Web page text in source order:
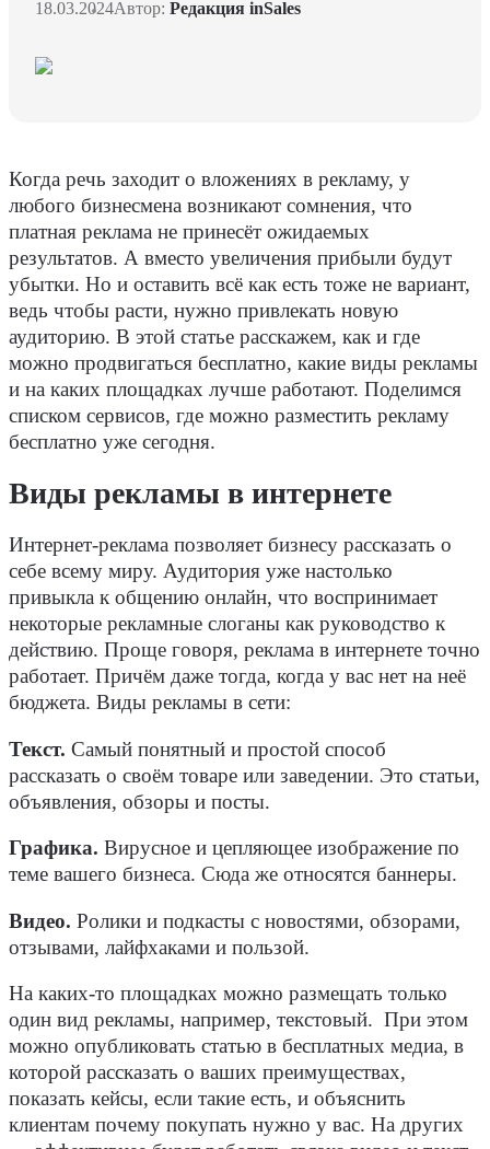
18.03.2024Автор: Редакция inSales
Когда речь заходит о вложениях в рекламу, у
любого бизнесмена возникают сомнения, что
платная реклама не принесёт ожидаемых
результатов. А вместо увеличения прибыли будут
убытки. Но и оставить всё как есть тоже не вариант,
ведь чтобы расти, нужно привлекать новую
аудиторию. В этой статье расскажем, как и где
можно продвигаться бесплатно, какие виды рекламы
и на каких площадках лучше работают. Поделимся
списком сервисов, где можно разместить рекламу
бесплатно уже сегодня.
Виды рекламы в интернете
Интернет-реклама позволяет бизнесу рассказать о
себе всему миру. Аудитория уже настолько
привыкла к общению онлайн, что воспринимает
некоторые рекламные слоганы как руководство к
действию. Проще говоря, реклама в интернете точно
работает. Причём даже тогда, когда у вас нет на неё
бюджета. Виды рекламы в сети:
Текст. Самый понятный и простой способ
рассказать о своём товаре или заведении. Это статьи,
объявления, обзоры и посты.
Графика. Вирусное и цепляющее изображение по
теме вашего бизнеса. Сюда же относятся баннеры.
Видео. Ролики и подкасты с новостями, обзорами,
отзывами, лайфхаками и пользой.
На каких-то площадках можно размещать только
один вид рекламы, например, текстовый. При этом
можно опубликовать статью в бесплатных медиа, в
которой рассказать о ваших преимуществах,
показать кейсы, если такие есть, и объяснить
клиентам почему покупать нужно у вас. На других